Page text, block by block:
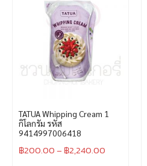
TATUA Whipping Cream 1
กิโลกรัม รหัส
9414997006418
฿200.00– ฿2,240.00